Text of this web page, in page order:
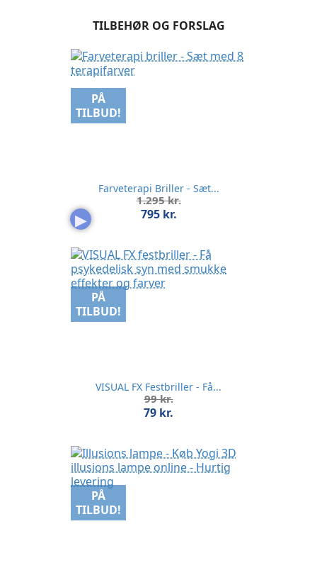
TILBEHØR OG FORSLAG
▶
Farveterapi Briller - Sæt...
Normalpris
1.295 kr.
Pris
795 kr.
PÅ
TILBUD!
VISUAL FX Festbriller - Få...
Normalpris
99 kr.
Pris
79 kr.
PÅ
TILBUD!
PÅ
TILBUD!